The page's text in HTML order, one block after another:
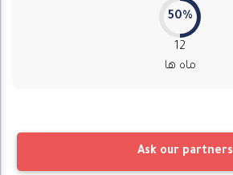
50%
12
ماه ها
Ask our partners